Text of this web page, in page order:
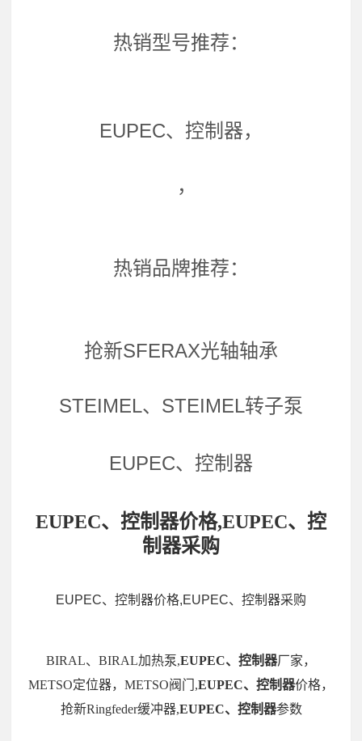
热销型号推荐：
EUPEC、控制器，
，
热销品牌推荐：
抢新SFERAX光轴轴承
STEIMEL、STEIMEL转子泵
EUPEC、控制器
EUPEC、控制器价格,EUPEC、控
制器采购
EUPEC、控制器价格,EUPEC、控制器采购
BIRAL、BIRAL加热泵,EUPEC、控制器厂家，
METSO定位器，METSO阀门,EUPEC、控制器价格，
抢新Ringfeder缓冲器,EUPEC、控制器参数